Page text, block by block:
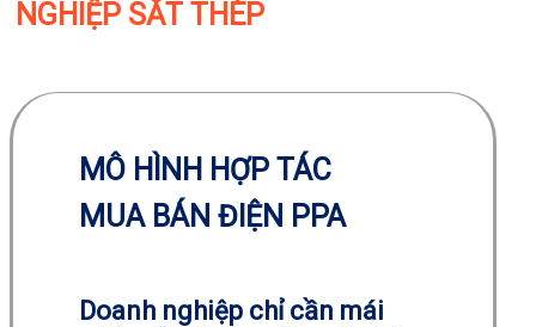
NGHIỆP SẮT THÉP
MÔ HÌNH HỢP TÁC
MUA BÁN ĐIỆN PPA
Doanh nghiệp chỉ cần mái